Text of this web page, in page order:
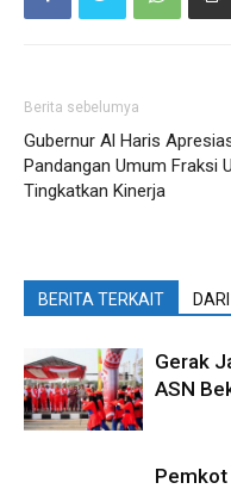
Berita sebelumya
Gubernur Al Haris
Pandangan Umum Fraksi
Tingkatkan Kinerja
BERITA TERKAIT
Gerak
ASN
Pemkot